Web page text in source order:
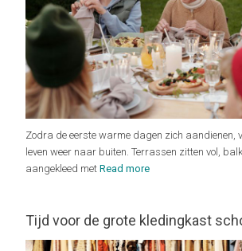
Zodra de eerste warme dagen zich aandienen,
leven weer naar buiten. Terrassen zitten vol,
aangekleed metRead more
Tijd voor de grote kledingkast